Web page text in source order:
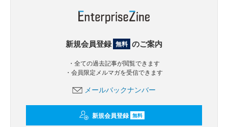
新規会員登録 無料 のご案内
・全ての過去記事が閲覧できます
・会員限定メルマガを受信できます
メールバックナンバー
新規会員登録 無料